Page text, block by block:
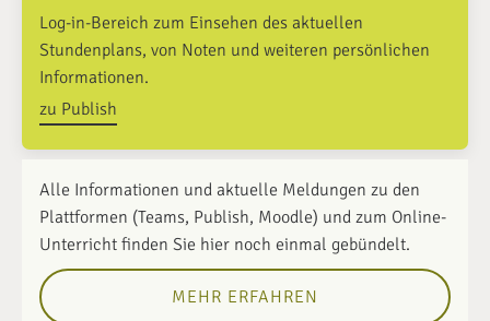
Log-in-Bereich zum Einsehen des aktuellen
Stundenplans, von Noten und weiteren persönlichen
Informationen.
zu Publish
Alle Informationen und aktuelle Meldungen zu den
Plattformen (Teams, Publish, Moodle) und zum Online-
Unterricht finden Sie hier noch einmal gebündelt.
MEHR ERFAHREN